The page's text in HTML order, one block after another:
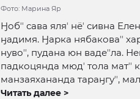
Фото: Марина Яр
Ӈобʼʼ сава яляʼ нёʼ сивна
ӈадимя. Ӈарка нябаковаʼʼ
нувоʼʼ, пудана юн вадеʼʼла.
падкоцянда мюдʼ тола матʼʼ
манзаяхананда тараӈгуʼʼ,
Читать далее >